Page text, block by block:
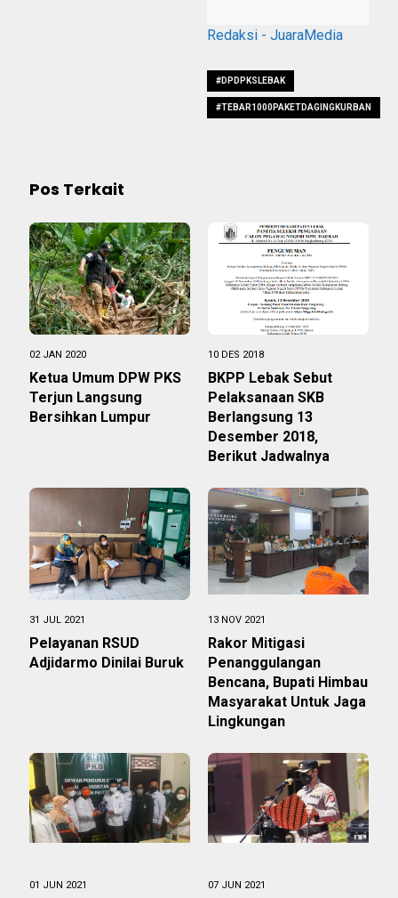
Redaksi - JuaraMedia
#DPDPKSLEBAK
#TEBAR1000PAKETDAGINGKURBAN
Pos Terkait
02 JAN 2020
Ketua Umum DPW PKS
Terjun Langsung
Bersihkan Lumpur
10 DES 2018
BKPP Lebak Sebut
Pelaksanaan SKB
Berlangsung 13
Desember 2018,
Berikut Jadwalnya
31 JUL 2021
Pelayanan RSUD
Adjidarmo Dinilai Buruk
13 NOV 2021
Rakor Mitigasi
Penanggulangan
Bencana, Bupati Himbau
Masyarakat Untuk Jaga
Lingkungan
01 JUN 2021 07 JUN 2021